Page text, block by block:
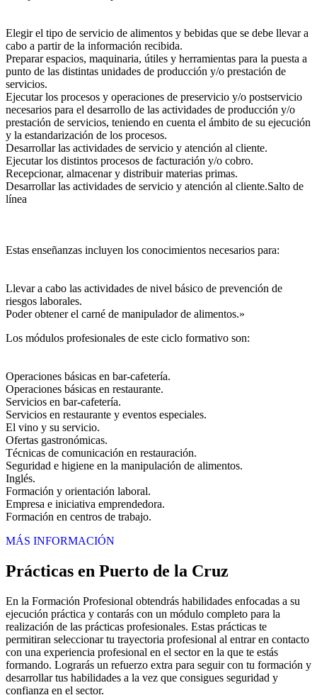
Elegir el tipo de servicio de alimentos y bebidas que se debe llevar a
cabo a partir de la información recibida.
Preparar espacios, maquinaria, útiles y herramientas para la puesta a
punto de las distintas unidades de producción y/o prestación de
servicios.
Ejecutar los procesos y operaciones de preservicio y/o postservicio
necesarios para el desarrollo de las actividades de producción y/o
prestación de servicios, teniendo en cuenta el ámbito de su ejecución
y la estandarización de los procesos.
Desarrollar las actividades de servicio y atención al cliente.
Ejecutar los distintos procesos de facturación y/o cobro.
Recepcionar, almacenar y distribuir materias primas.
Desarrollar las actividades de servicio y atención al cliente.Salto de
línea
Estas enseñanzas incluyen los conocimientos necesarios para:
Llevar a cabo las actividades de nivel básico de prevención de
riesgos laborales.
Poder obtener el carné de manipulador de alimentos.»
Los módulos profesionales de este ciclo formativo son:
Operaciones básicas en bar-cafetería.
Operaciones básicas en restaurante.
Servicios en bar-cafetería.
Servicios en restaurante y eventos especiales.
El vino y su servicio.
Ofertas gastronómicas.
Técnicas de comunicación en restauración.
Seguridad e higiene en la manipulación de alimentos.
Inglés.
Formación y orientación laboral.
Empresa e iniciativa emprendedora.
Formación en centros de trabajo.
MÁS INFORMACIÓN
Prácticas en Puerto de la Cruz
En la Formación Profesional obtendrás habilidades enfocadas a su
ejecución práctica y contarás con un módulo completo para la
realización de las prácticas profesionales. Estas prácticas te
permitiran seleccionar tu trayectoria profesional al entrar en contacto
con una experiencia profesional en el sector en la que te estás
formando. Lograrás un refuerzo extra para seguir con tu formación y
desarrollar tus habilidades a la vez que consigues seguridad y
confianza en el sector.